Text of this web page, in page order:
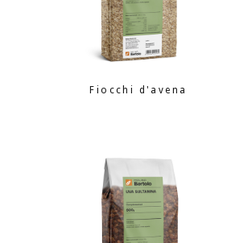
Fiocchi d'avena